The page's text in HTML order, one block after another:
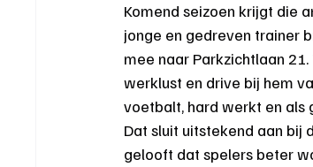
Komend seizoen krijgt die
jonge en gedreven trainer
mee naar Parkzichtlaan
werklust en drive bij hem
voetbalt, hard werkt en als
Dat sluit uitstekend aan bij
gelooft dat spelers beter